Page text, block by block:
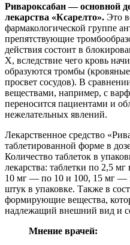
Ривароксабан — основной
лекарства «Ксарелто». Это
фармакологической группе
препятствующие
действия состоит в
X, вследствие чего кровь
образуются тромбы
просвет сосудов). В
веществами, например, с
переносится пациентами и
нежелательных явлений.
Лекарственное средство
таблетированной форме в
Количество таблеток в
лекарства: таблетки по 2,5
10 мг — по 10 и 100, 15 мг —
штук в упаковке. Также в
формирующие вещества,
надлежащий внешний вид и
Мнение врачей: